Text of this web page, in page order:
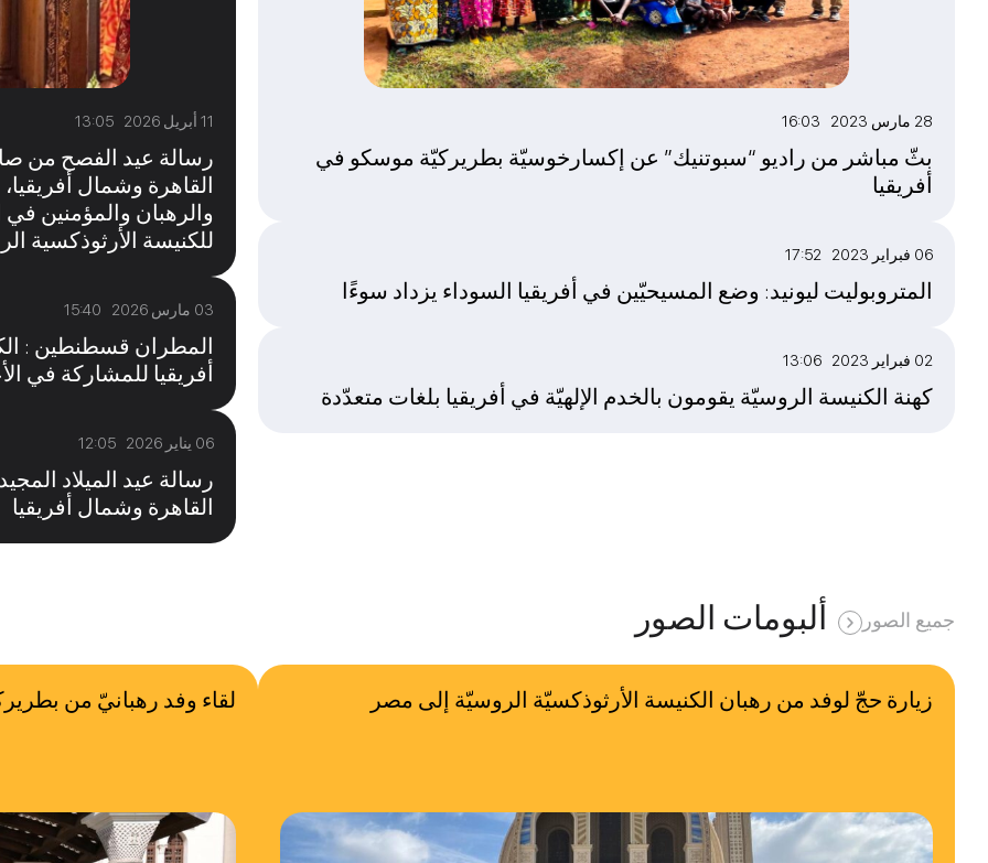
28 مارس 2023 16:03
بثّ مباشر من راديو “سبوتنيك” عن إكسارخوسيّة بطريركيّة موسكو في
أفريقيا
06 فبراير 2023 17:52
المتروبوليت ليونيد: وضع المسيحيّين في أفريقيا السوداء يزداد سوءًا
02 فبراير 2023 13:06
كهنة الكنيسة الروسيّة يقومون بالخدم الإلهيّة في أفريقيا بلغات متعدّدة
11 أبريل 2026 13:05
رسالة عيد الفصح من
القاهرة وشمال
والرهبان والمؤمنين في
للكنيسة الأرثوذكسية
03 مارس 2026 15:40
المطران قسطنطين :
أفريقيا للمشاركة في
06 يناير 2026 12:05
رسالة عيد الميلاد
القاهرة وشمال أفريقيا
ألبومات الصور جميع الصور
زيارة حجّ لوفد من رهبان الكنيسة الأرثوذكسيّة الروسيّة إلى مصر لقاء وفد رهبانيّ من